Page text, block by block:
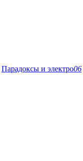
Парадоксы и электро06